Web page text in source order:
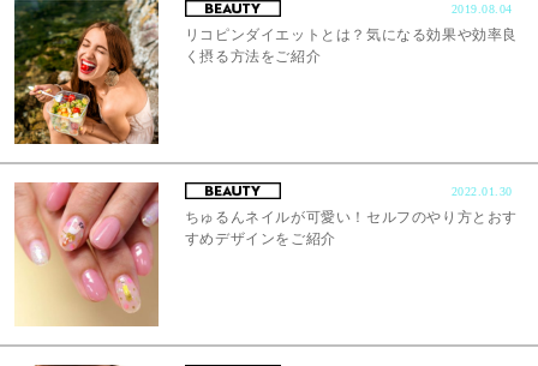
2019.08.04
リコピンダイエットとは？気になる効果や効率良
く摂る方法をご紹介
2022.01.30
ちゅるんネイルが可愛い！セルフのやり方とおす
すめデザインをご紹介